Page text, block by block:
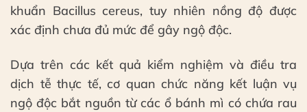
khuẩn Bacillus cereus, tuy nhiên nồng độ được
xác định chưa đủ mức để gây ngộ độc.
Dựa trên các kết quả kiểm nghiệm và điều tra
dịch tễ thực tế, cơ quan chức năng kết luận vụ
ngộ độc bắt nguồn từ các ổ bánh mì có chứa rau